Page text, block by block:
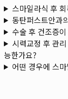
스마일라식 후
동탄퍼스트안과
수술 후 건조증
시력교정 후 관
능한가요?
어떤 경우에 스